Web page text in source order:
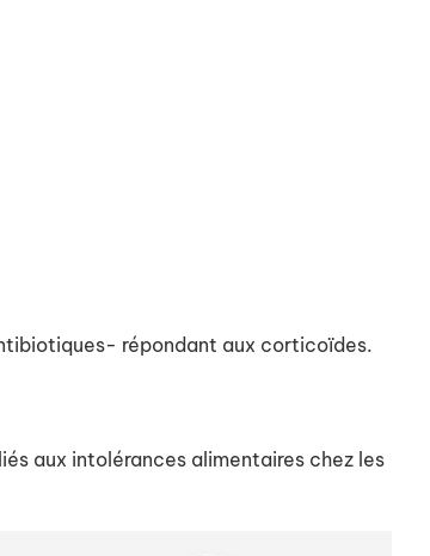
répondant aux corticoïdes.
aux intolérances alimentaires chez les